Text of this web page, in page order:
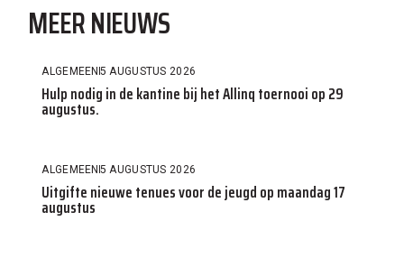
MEER NIEUWS
ALGEMEEN5 AUGUSTUS 2026
Hulp nodig in de kantine bij het Allinq toernooi op 29
augustus.
ALGEMEEN5 AUGUSTUS 2026
Uitgifte nieuwe tenues voor de jeugd op maandag 17
augustus